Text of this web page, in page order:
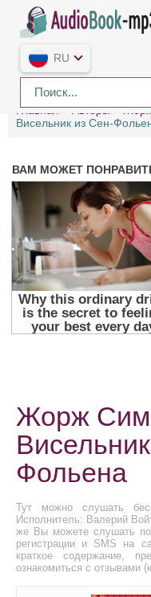
RU
Главная Авторы
Висельник из Сен-
Жорж
Фольена
Тут можно слушать
Исполнитель: Валерий
же Вы можете слушать
регистрации и SMS на
краткое содержание,
ознакомиться с отзывами